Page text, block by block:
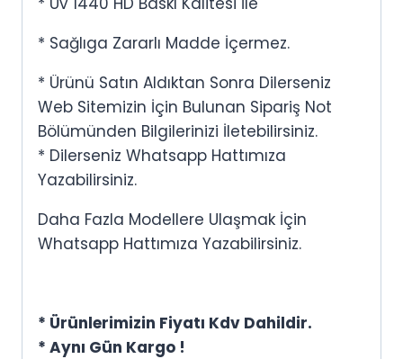
* Sağlıga Zararlı Madde İçermez.
* Ürünü Satın Aldıktan Sonra Dilerseniz
Web Sitemizin İçin Bulunan Sipariş Not
Bölümünden Bilgilerinizi İletebilirsiniz.
* Dilerseniz Whatsapp Hattımıza
Yazabilirsiniz.
Daha Fazla Modellere Ulaşmak İçin
Whatsapp Hattımıza Yazabilirsiniz.
* Ürünlerimizin Fiyatı Kdv Dahildir.
* Aynı Gün Kargo !